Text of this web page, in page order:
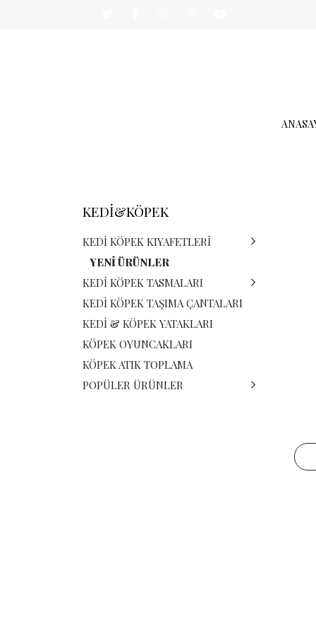
KEDİ&KÖPEK
KEDI KÖPEK KIYAFETLERI
YENI ÜRÜNLER
KEDI KÖPEK TASMALARI
KEDI KÖPEK TAŞIMA ÇANTALARI
KEDI & KÖPEK YATAKLARI
KÖPEK OYUNCAKLARI
KÖPEK ATIK TOPLAMA
POPÜLER ÜRÜNLER